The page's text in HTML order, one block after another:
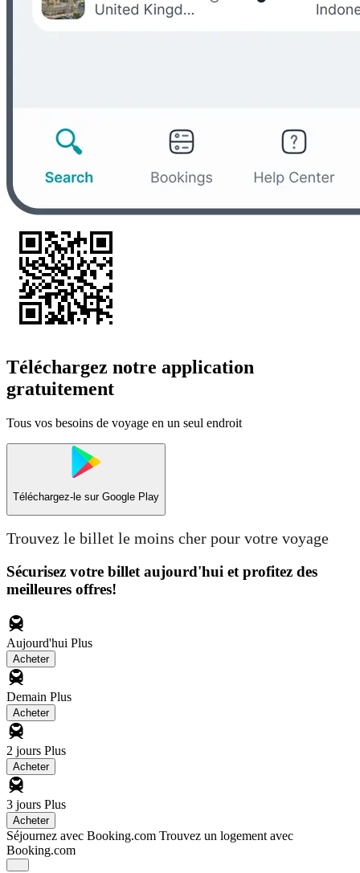
Téléchargez notre application
gratuitement
Tous vos besoins de voyage en un seul endroit
Téléchargez-le sur Google Play
Trouvez le billet le moins cher pour votre voyage
Sécurisez votre billet aujourd'hui et profitez des
meilleures offres!
Aujourd'hui Plus
Acheter
Demain Plus
Acheter
2 jours Plus
Acheter
3 jours Plus
Acheter
Séjournez avec Booking.com Trouvez un logement avec
Booking.com